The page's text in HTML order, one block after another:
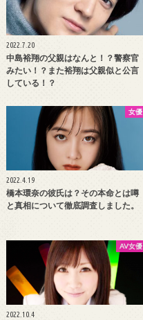
2022.7.20
中島裕翔の父親はなんと！？警察官
みたい！？また裕翔は父親似と公言
している！？
女優
2022.4.19
橋本環奈の彼氏は？その本命とは噂
と真相について徹底調査しました。
AV女優
2022.10.4